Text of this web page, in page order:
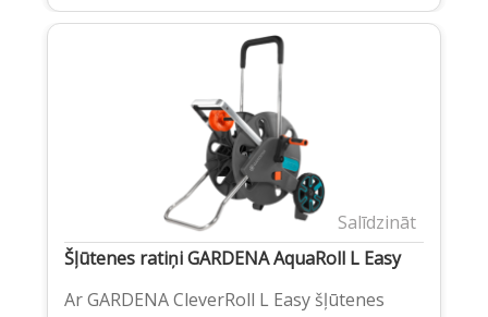
Salīdzināt
Šļūtenes ratiņi GARDENA AquaRoll L Easy
Ar GARDENA CleverRoll L Easy šļūtenes